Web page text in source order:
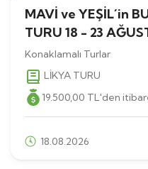
MAVİ ve YEŞİL´in
TURU 18 - 23
Konaklamalı Turlar
LİKYA TURU
19.500,00 TL'den
18.08.2026